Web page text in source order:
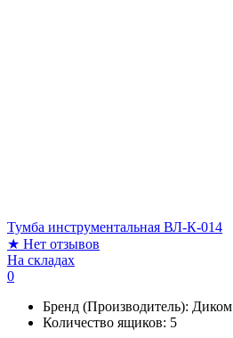
Тумба инструментальная ВЛ-К-014
★ Нет отзывов
На складах
0
Бренд (Производитель): Диком
Количество ящиков: 5